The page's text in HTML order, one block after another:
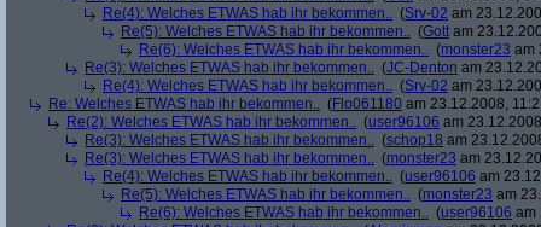
Re(4): Welches ETWAS hab ihr bekommen.. (Srv-02 am
Re(5): Welches ETWAS hab ihr bekommen.. (Gott am
Re(6): Welches ETWAS hab ihr bekommen.. (monster23 am
Re(3): Welches ETWAS hab ihr bekommen.. (JC-Denton am
Re(4): Welches ETWAS hab ihr bekommen.. (Srv-02 am
Re: Welches ETWAS hab ihr bekommen.. (Flo061180 am 23.12.2008,
Re(2): Welches ETWAS hab ihr bekommen.. (user96106 am
Re(3): Welches ETWAS hab ihr bekommen.. (schop18 am
Re(3): Welches ETWAS hab ihr bekommen.. (monster23 am
Re(4): Welches ETWAS hab ihr bekommen.. (user96106 am
Re(5): Welches ETWAS hab ihr bekommen.. (monster23 am
Re(6): Welches ETWAS hab ihr bekommen.. (user96106 am